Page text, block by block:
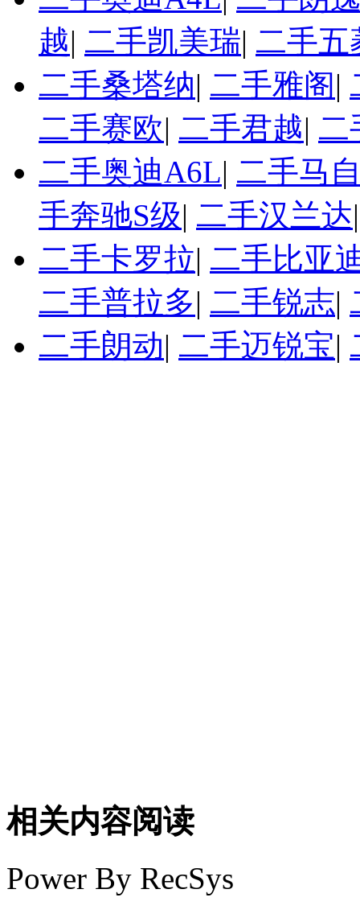
越| 二手凯美瑞| 二手五
二手桑塔纳| 二手雅阁|
二手赛欧| 二手君越| 二
二手奥迪A6L| 二手马
手奔驰S级| 二手汉兰达
二手卡罗拉| 二手比亚
二手普拉多| 二手锐志|
二手朗动| 二手迈锐宝|
相关内容阅读
Power By RecSys